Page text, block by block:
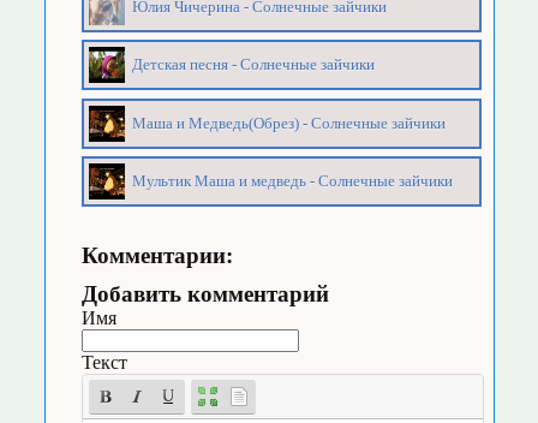
Юлия Чичерина - Солнечные зайчики
Детская песня - Солнечные зайчики
Маша и Медведь(Обрез) - Солнечные зайчики
Мультик Маша и медведь - Солнечные зайчики
Комментарии:
Добавить комментарий
Имя
Текст